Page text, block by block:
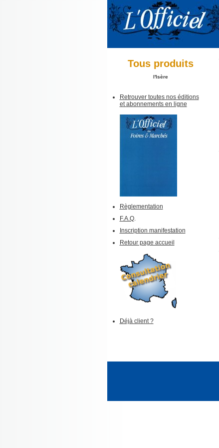
Tous produits
l'Isère
Retrouver toutes nos éditions
et abonnements en ligne
Règlementation
F.A.Q.
Inscription manifestation
Retour page accueil
Déjà client ?